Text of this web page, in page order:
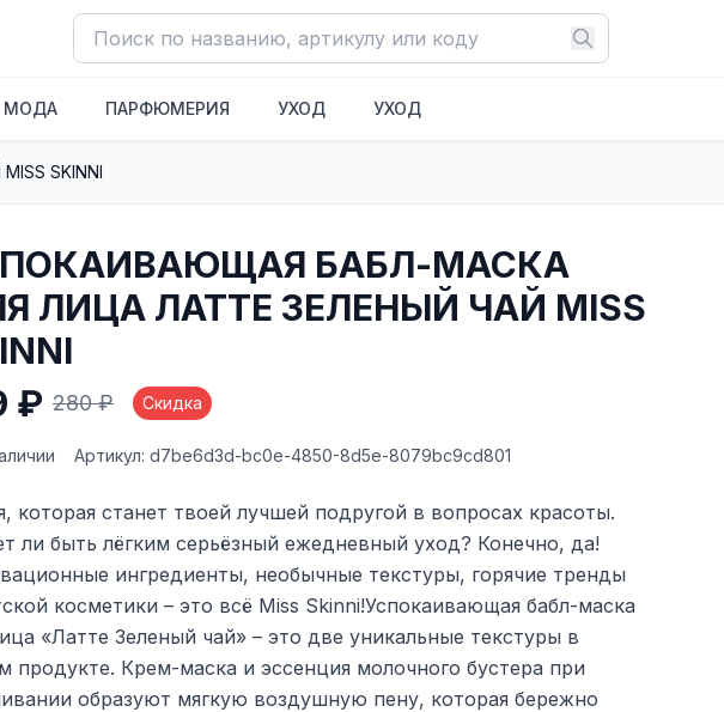
МОДА ПАРФЮМЕРИЯ УХОД УХОД
SKINNI
БАБЛ-МАСКА
ЛИЦА ЛАТТЕ ЗЕЛЕНЫЙ ЧАЙ MISS
₽ 280 ₽ Скидка
Артикул: d7be6d3d-bc0e-4850-8d5e-8079bc9cd801
которая станет твоей лучшей подругой в вопросах красоты.
ли быть лёгким серьёзный ежедневный уход? Конечно, да!
ингредиенты, необычные текстуры, горячие тренды
косметики – это всё Miss Skinni!Успокаивающая бабл-маска
«Латте Зеленый чай» – это две уникальные текстуры в
продукте. Крем-маска и эссенция молочного бустера при
образуют мягкую воздушную пену, которая бережно